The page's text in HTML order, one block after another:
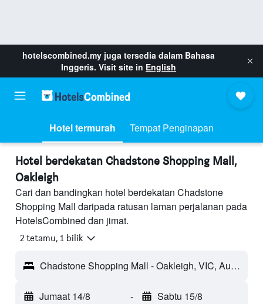
hotelscombined.my juga tersedia dalam Bahasa
Inggeris. Visit site in English
Hotel termurah Tempat Penginapan
Hotel berdekatan Chadstone Shopping Mall,
Oakleigh
Cari dan bandingkan hotel berdekatan Chadstone
Shopping Mall daripada ratusan laman perjalanan pada
HotelsCombined dan jimat.
2 tetamu, 1 bilik
Chadstone Shopping Mall - Oakleigh, VIC, Australia
Jumaat 14/8 - Sabtu 15/8